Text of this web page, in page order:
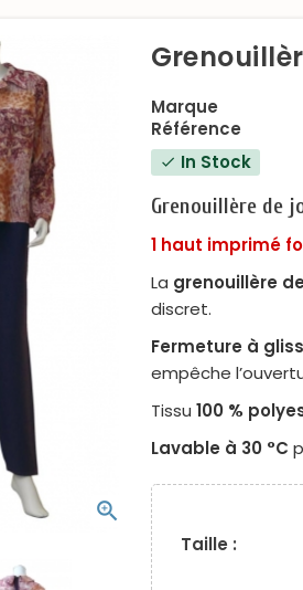
zoom_in
Marque
Référence
check In Stock
Grenouillère de
1 haut imprimé
La grenouillère
discret.
Fermeture à
empêche
Tissu 100 %
Lavable à 30 °C
Taille :